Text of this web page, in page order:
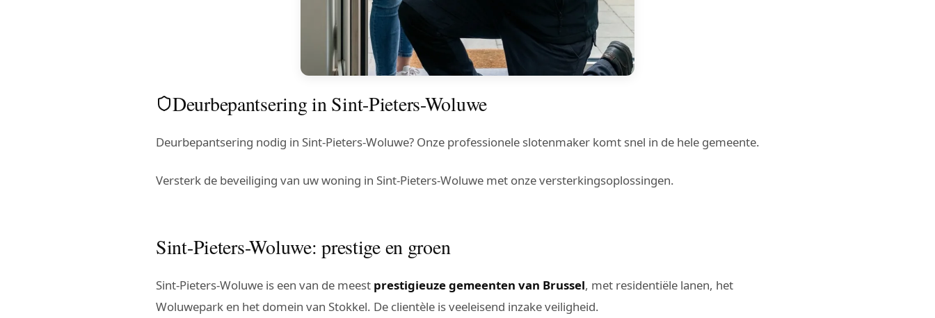
Deurbepantsering in Sint-Pieters-Woluwe
Deurbepantsering nodig in Sint-Pieters-Woluwe? Onze professionele slotenmaker komt snel in de hele gemeente.
Versterk de beveiliging van uw woning in Sint-Pieters-Woluwe met onze versterkingsoplossingen.
Sint-Pieters-Woluwe: prestige en groen
Sint-Pieters-Woluwe is een van de meest prestigieuze gemeenten van Brussel, met residentiële lanen, het
Woluwepark en het domein van Stokkel. De clientèle is veeleisend inzake veiligheid.